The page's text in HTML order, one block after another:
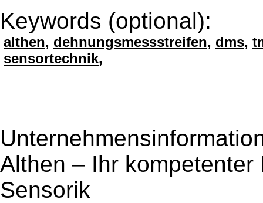
Keywords (optional):
althen, dehnungsmessstreifen, dms,
sensortechnik,
Althen – Ihr
Sensorik